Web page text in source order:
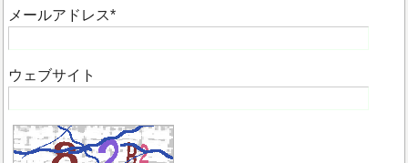
メールアドレス*
ウェブサイト